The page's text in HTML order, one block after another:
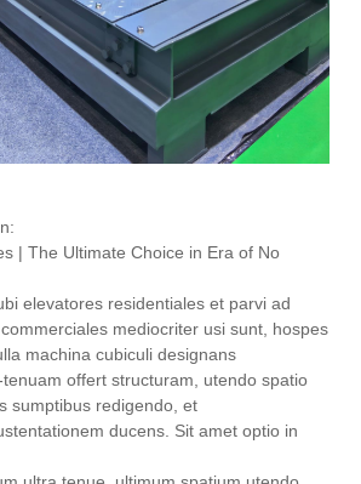
| The Ultimate Choice in Era of No
elevatores residentiales et parvi ad
mediocriter usi sunt, hospes
machina cubiculi designans
offert structuram, utendo spatio
sumptibus redigendo, et
ducens. Sit amet optio in